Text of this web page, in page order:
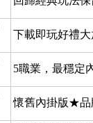
下載即玩好禮
5職業，最穩定
懷舊內掛版★品